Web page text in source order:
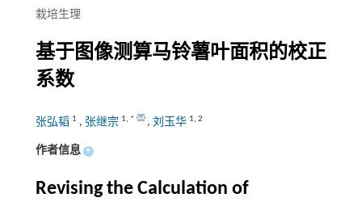
栽培生理
基于图像测算马铃薯叶面积的校正
系数
张弘韬 1 , 张继宗 1, * , 刘玉华 1, 2
作者信息 +
Revising the Calculation of